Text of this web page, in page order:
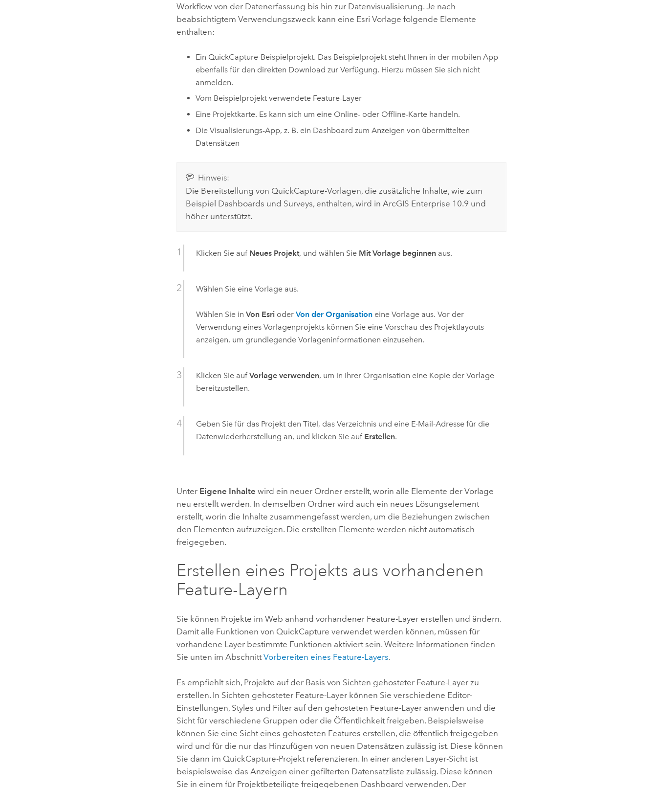
Workflow von der Datenerfassung bis hin zur Datenvisualisierung. Je nach
beabsichtigtem Verwendungszweck kann eine Esri Vorlage folgende Elemente
enthalten:
Ein QuickCapture-Beispielprojekt. Das Beispielprojekt steht Ihnen in der mobilen App
ebenfalls für den direkten Download zur Verfügung. Hierzu müssen Sie sich nicht
anmelden.
Vom Beispielprojekt verwendete Feature-Layer
Eine Projektkarte. Es kann sich um eine Online- oder Offline-Karte handeln.
Die Visualisierungs-App, z. B. ein Dashboard zum Anzeigen von übermittelten
Datensätzen
Hinweis:
Die Bereitstellung von QuickCapture-Vorlagen, die zusätzliche Inhalte, wie zum
Beispiel Dashboards und Surveys, enthalten, wird in ArcGIS Enterprise 10.9 und
höher unterstützt.
Klicken Sie auf Neues Projekt, und wählen Sie Mit Vorlage beginnen aus.
Wählen Sie eine Vorlage aus.
Wählen Sie inVon Esri oderVon der Organisation eine Vorlage aus. Vor der
Verwendung eines Vorlagenprojekts können Sie eine Vorschau des Projektlayouts
anzeigen, um grundlegende Vorlageninformationen einzusehen.
Klicken Sie aufVorlage verwenden, um in Ihrer Organisation eine Kopie der Vorlage
bereitzustellen.
Geben Sie für das Projekt den Titel, das Verzeichnis und eine E-Mail-Adresse für die
Datenwiederherstellung an, und klicken Sie auf Erstellen.
Unter Eigene Inhalte wird ein neuer Ordner erstellt, worin alle Elemente der Vorlage
neu erstellt werden. In demselben Ordner wird auch ein neues Lösungselement
erstellt, worin die Inhalte zusammengefasst werden, um die Beziehungen zwischen
den Elementen aufzuzeigen. Die erstellten Elemente werden nicht automatisch
freigegeben.
Erstellen eines Projekts aus vorhandenen
Feature-Layern
Sie können Projekte im Web anhand vorhandener Feature-Layer erstellen und ändern.
Damit alle Funktionen von QuickCapture verwendet werden können, müssen für
vorhandene Layer bestimmte Funktionen aktiviert sein. Weitere Informationen finden
Sie unten im AbschnittVorbereiten eines Feature-Layers.
Es empfiehlt sich, Projekte auf der Basis von Sichten gehosteter Feature-Layer zu
erstellen. In Sichten gehosteter Feature-Layer können Sie verschiedene Editor-
Einstellungen, Styles und Filter auf den gehosteten Feature-Layer anwenden und die
Sicht für verschiedene Gruppen oder die Öffentlichkeit freigeben. Beispielsweise
können Sie eine Sicht eines gehosteten Features erstellen, die öffentlich freigegeben
wird und für die nur das Hinzufügen von neuen Datensätzen zulässig ist. Diese können
Sie dann im QuickCapture-Projekt referenzieren. In einer anderen Layer-Sicht ist
beispielsweise das Anzeigen einer gefilterten Datensatzliste zulässig. Diese können
Sie in einem für Projektbeteiligte freigegebenen Dashboard verwenden. Der